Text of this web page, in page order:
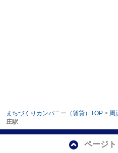
まちづくりカンパニー（賃貸）TOP > 周
庄駅
ページ